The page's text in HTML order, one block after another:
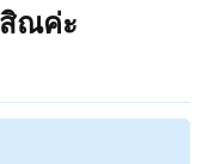
สิณค่ะ